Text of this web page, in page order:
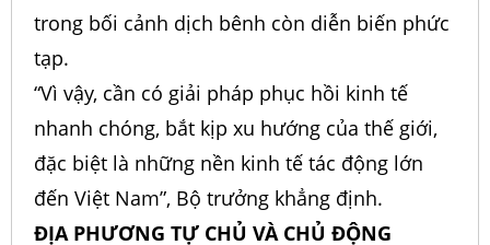
trong bối cảnh dịch bênh còn diễn biến phức
tạp.
“Vì vậy, cần có giải pháp phục hồi kinh tế
nhanh chóng, bắt kịp xu hướng của thế giới,
đặc biệt là những nền kinh tế tác động lớn
đến Việt Nam”, Bộ trưởng khẳng định.
ĐỊA PHƯƠNG TỰ CHỦ VÀ CHỦ ĐỘNG